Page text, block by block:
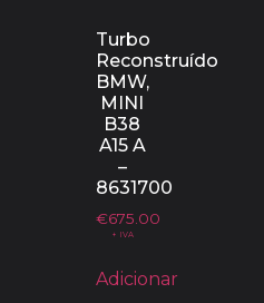
Turbo
Reconstruído
BMW,
MINI
B38
A15 A
–
8631700
€675.00
+ IVA
Adicionar